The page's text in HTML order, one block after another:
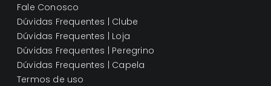
Fale Conosco
Dúvidas Frequentes | Clube
Dúvidas Frequentes | Loja
Dúvidas Frequentes | Peregrino
Dúvidas Frequentes | Capela
Termos de uso